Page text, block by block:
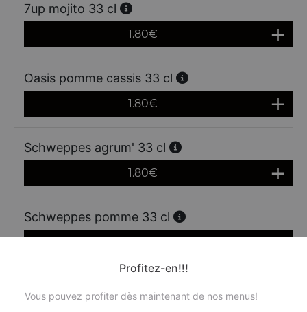
7up mojito 33 cl
1.80€
Oasis pomme cassis 33 cl
1.80€
Schweppes agrum' 33 cl
1.80€
Schweppes pomme 33 cl
Profitez-en!!!
Vous pouvez profiter dès maintenant de nos menus!